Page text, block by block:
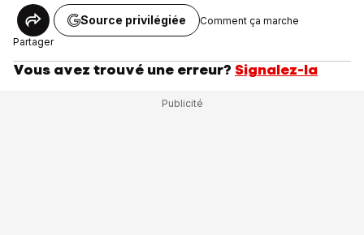
Partager
Source privilégiée Comment ça marche
Vous avez trouvé une erreur? Signalez-la